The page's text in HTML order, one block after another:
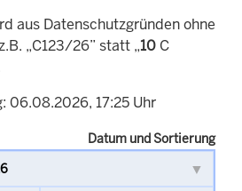
aus Datenschutzgründen ohne
„C123/26” statt „10 C
06.08.2026, 17:25 Uhr
Datum und Sortierung